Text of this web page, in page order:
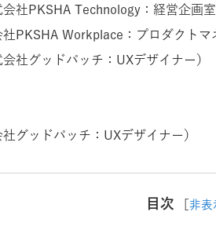
社PKSHA Technology：経営企画
PKSHA Workplace：プロダクトマ
社グッドパッチ：UXデザイナー）
グッドパッチ：UXデザイナー）
目次 非表